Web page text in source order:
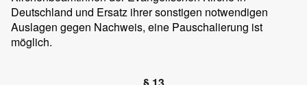
Deutschland und Ersatz ihrer sonstigen notwendigen
Auslagen gegen Nachweis, eine Pauschalierung ist
möglich.